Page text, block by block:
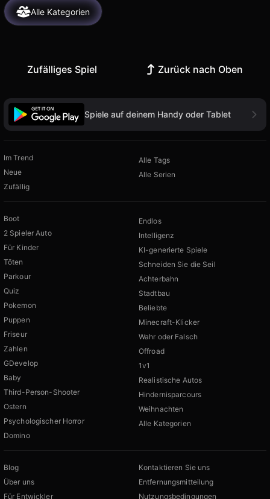
Alle Kategorien
Zufälliges Spiel Zurück nach Oben
Spiele auf deinem Handy oder Tablet
Im Trend
Neue
Zufällig
Alle Tags
Alle Serien
Boot
2 Spieler Auto
Für Kinder
Töten
Parkour
Quiz
Pokemon
Puppen
Friseur
Zahlen
GDevelop
Baby
Third-Person-Shooter
Ostern
Psychologischer Horror
Domino
Endlos
Intelligenz
KI-generierte Spiele
Schneiden Sie die Seil
Achterbahn
Stadtbau
Beliebte
Minecraft-Klicker
Wahr oder Falsch
Offroad
1v1
Realistische Autos
Hindernisparcours
Weihnachten
Alle Kategorien
Blog
Über uns
Für Entwickler
Kontaktieren Sie uns
Entfernungsmitteilung
Nutzungsbedingungen